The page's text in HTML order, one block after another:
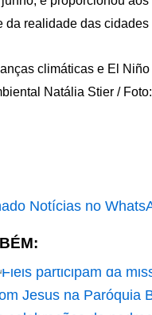
realidade das cidades
Natália Stier /